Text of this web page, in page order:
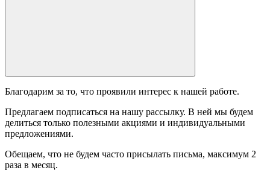
Благодарим за то, что проявили интерес к нашей работе.
Предлагаем подписаться на нашу рассылку. В ней мы будем
делиться только полезными акциями и индивидуальными
предложениями.
Обещаем, что не будем часто присылать письма, максимум 2
раза в месяц.